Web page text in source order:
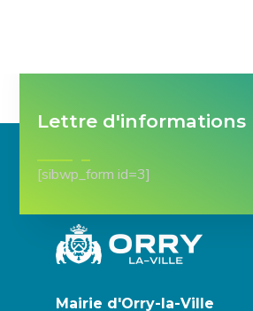
Lettre d'informations
[sibwp_form id=3]
Mairie d'Orry-la-Ville